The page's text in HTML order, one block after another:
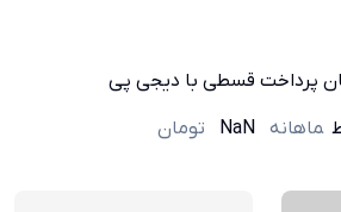
پرداخت قسطی با دیجی پی
ماهانه NaN تومان